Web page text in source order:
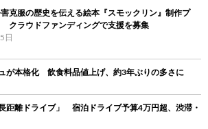
克服の歴史を伝える絵本『スモックリン』制作プ
クラウドファンディングで支援を募集
日
が本格化 飲食料品値上げ、約3年ぶりの多さに
距離ドライブ」 宿泊ドライブ予算4万円超、渋滞・